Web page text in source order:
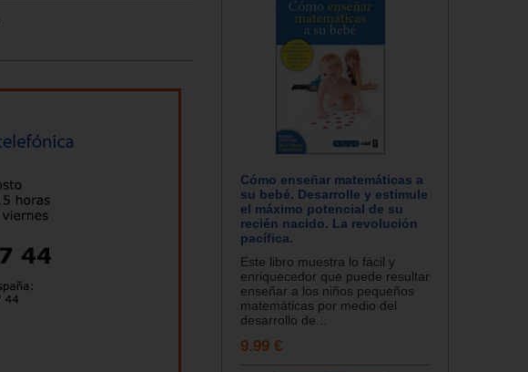
Cómo enseñar matemáticas a
su bebé. Desarrolle y estimule
el máximo potencial de su
recién nacido. La revolución
pacífica.
Este libro muestra lo fácil y
enriquecedor que puede resultar
enseñar a los niños pequeños
matemáticas por medio del
desarrollo de...
9.99 €